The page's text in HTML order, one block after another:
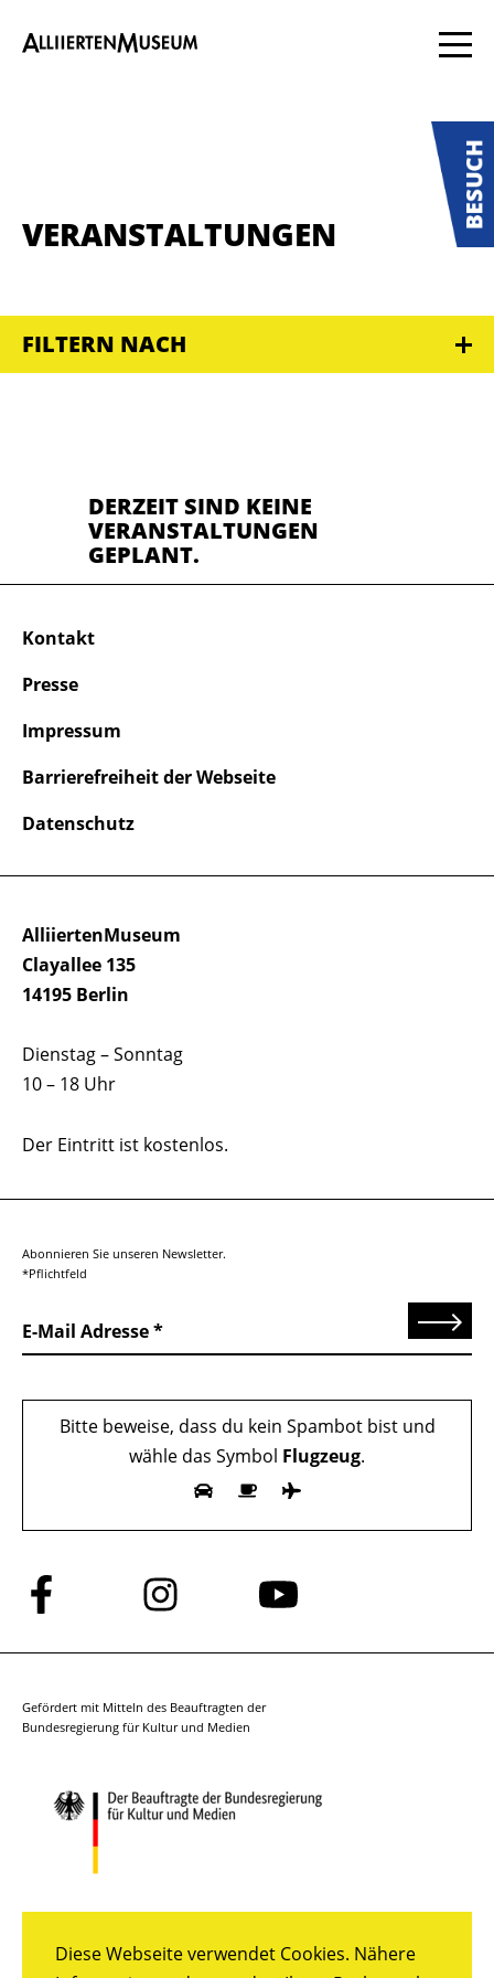
Diese Webseite verwendet Cookies. Nähere
VERANSTALTUNGEN
FILTERN NACH
DERZEIT SIND KEINE
VERANSTALTUNGEN
GEPLANT.
AlliiertenMuseum
Clayallee 135
14195 Berlin
Dienstag – Sonntag
10 – 18 Uhr
Der Eintritt ist kostenlos.
Kontakt
Presse
Impressum
Barrierefreiheit der Webseite
Datenschutz
Abonnieren Sie unseren Newsletter.
*Pflichtfeld
E-Mail Adresse Senden
Bitte beweise, dass du kein Spambot bist und
wähle das Symbol Flugzeug.
Folge
uns
auf
Folge
uns
auf
Folge
auf
Gefördert mit Mitteln des Beauftragten der
Bundesregierung für Kultur und Medien